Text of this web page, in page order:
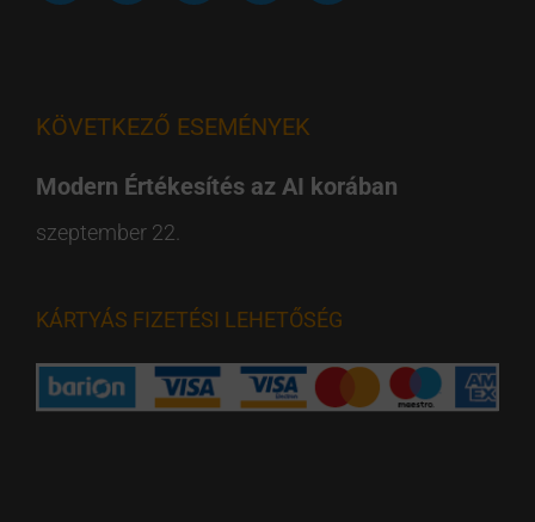
KÖVETKEZŐ ESEMÉNYEK
Modern Értékesítés az AI korában
szeptember 22.
KÁRTYÁS FIZETÉSI LEHETŐSÉG